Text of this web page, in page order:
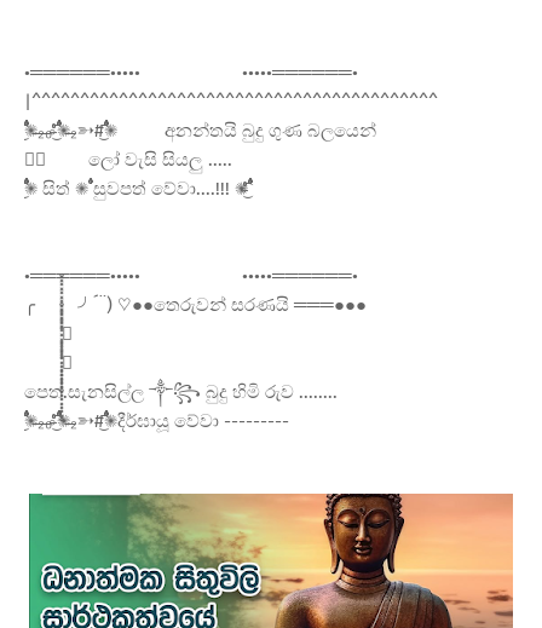
•══════•••••
•••••️══════•
|^^^^^^^^^^^^^^^^^^^^^^^^^^^^^^^^^^^^^^^^^^
✺⃘̶̶۟۟۟۟۟۟۟۟۟۟۟۟۟۟۟۟۟۟۟۟̊̊̊̊̊̊͜͡₂̶̶₀̶̶ ✺⃘̶̶۟۟۟۟۟۟۟۟۟۟۟۟۟۟۟۟۟۟۟۟̊̊̊̊̊̊͜͡₂̶̶➳#✺۟۟۟۟۟۟۟۟۟۟۟۟۟۟۟۟۟۟۟۟͜͡
අනන්තයි බුදු ගුණ බලයෙන්
⋆⃝
ලෝ වැසි සියලු .....
✺⃘̶۟۟۟۟۟۟۟۟۟۟۟۟۟۟۟۟۟۟۟۟̊̊̊̊̊̊͜͡ සිත් ✺۟۟۟۟۟۟۟۟۟۟۟۟۟۟ සුවපත් වේවා....!!! ✺⃘̶̶۟۟۟۟۟۟۟۟۟۟۟۟۟۟۟۟۟۟۟۟̊̊̊̊̊̊͜͡
•══════•••••
•••••️══════•
╭
╯´¨) ♡●●තෙරුවන් සරණයි ═══●●●
͓͓͓͓͓͓͓͓͓͓͓͓̥̽̽̽̽̽̽̽̽̽̽̽̽̊⃝
͓͓͓͓͓͓͓͓͓͓͓͓̥̽̽̽̽̽̽̽̽̽̽̽̽̊⃝
පෙත.සැනසිල්ල ༒꧂ බුදු හිමි රුව ........
✺⃘̶̶۟۟۟۟۟۟۟۟۟۟۟۟۟۟۟۟۟۟۟۟̊̊̊̊̊̊͜͡₂̶̶₀̶̶ ✺⃘̶̶۟۟۟۟۟۟۟۟۟۟۟۟۟۟۟۟۟۟۟۟̊̊̊̊̊̊͜͡₂̶̶➳#✺۟۟۟۟۟۟۟۟۟۟۟۟۟۟۟۟۟۟۟۟͜͡දීර්ඝායූ වේවා ---------